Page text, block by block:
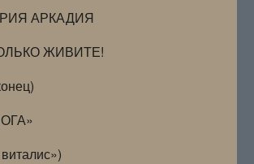
АРКАДИЯ
ЖИВИТЕ!